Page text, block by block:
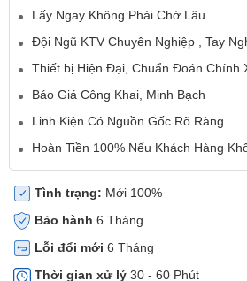
Lấy Ngay Không Phải Chờ Lâu
Đội Ngũ KTV Chuyên Nghiệp , Tay
Thiết bị Hiện Đại, Chuẩn Đoán Chính
Báo Giá Công Khai, Minh Bạch
Linh Kiện Có Nguồn Gốc Rõ Ràng
Hoàn Tiền 100% Nếu Khách Hàng
Tình trạng: Mới 100%
Bảo hành 6 Tháng
Lỗi đổi mới 6 Tháng
Thời gian xử lý 30 - 60 Phút